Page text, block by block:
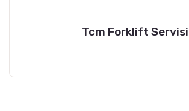
Tcm Forklift Servisi